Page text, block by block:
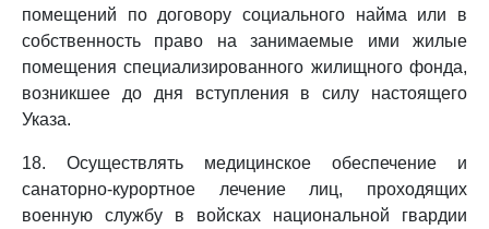
помещений по договору социального найма или в
собственность право на занимаемые ими жилые
помещения специализированного жилищного фонда,
возникшее до дня вступления в силу настоящего
Указа.
18. Осуществлять медицинское обеспечение и
санаторно-курортное лечение лиц, проходящих
военную службу в войсках национальной гвардии